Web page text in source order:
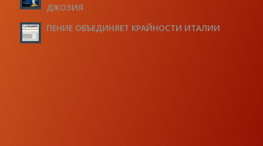
ДЖОЗИЯ
ПЕНИЕ ОБЪЕДИНЯЕТ КРАЙНОСТИ ИТАЛИИ